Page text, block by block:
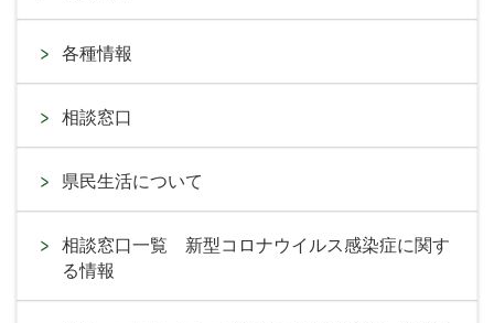
各種情報
相談窓口
県民生活について
相談窓口一覧 新型コロナウイルス感染症に関す
る情報